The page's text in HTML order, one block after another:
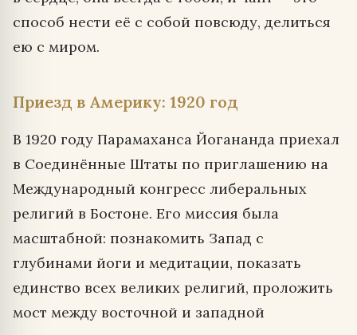
способ нести её с собой повсюду, делиться
ею с миром.
Приезд в Америку: 1920 год
В 1920 году Парамаханса Йогананда приехал
в Соединённые Штаты по приглашению на
Международный конгресс либеральных
религий в Бостоне. Его миссия была
масштабной: познакомить Запад с
глубинами йоги и медитации, показать
единство всех великих религий, проложить
мост между восточной и западной